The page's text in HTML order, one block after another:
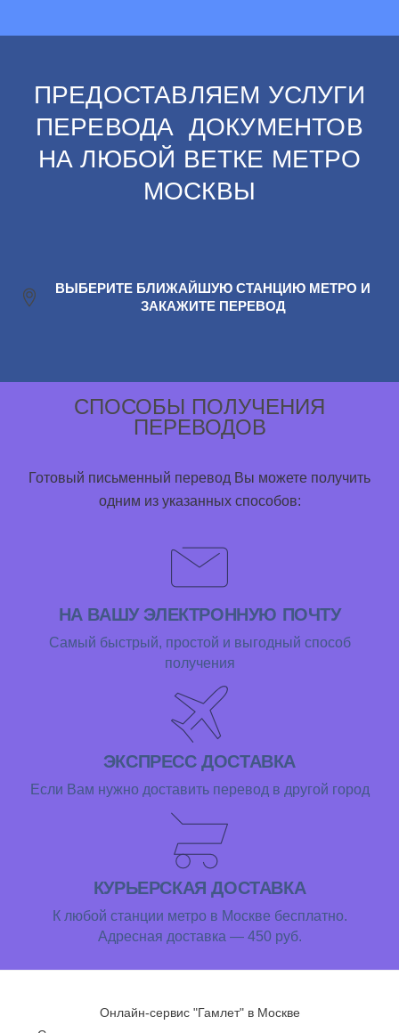
ПРЕДОСТАВЛЯЕМ УСЛУГИ
ПЕРЕВОДА ДОКУМЕНТОВ
НА ЛЮБОЙ ВЕТКЕ МЕТРО
МОСКВЫ
ВЫБЕРИТЕ БЛИЖАЙШУЮ СТАНЦИЮ МЕТРО И
ЗАКАЖИТЕ ПЕРЕВОД
СПОСОБЫ ПОЛУЧЕНИЯ
ПЕРЕВОДОВ
Готовый письменный перевод Вы можете получить
одним из указанных способов:
НА ВАШУ ЭЛЕКТРОННУЮ ПОЧТУ
Самый быстрый, простой и выгодный способ
получения
ЭКСПРЕСС ДОСТАВКА
Если Вам нужно доставить перевод в другой город
КУРЬЕРСКАЯ ДОСТАВКА
К любой станции метро в Москве бесплатно.
Адресная доставка — 450 руб.
Онлайн-сервис "Гамлет" в Москве